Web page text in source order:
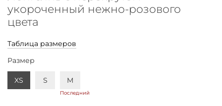
укороченный нежно-розового
цвета
Таблица размеров
Размер
XS S M
Последний